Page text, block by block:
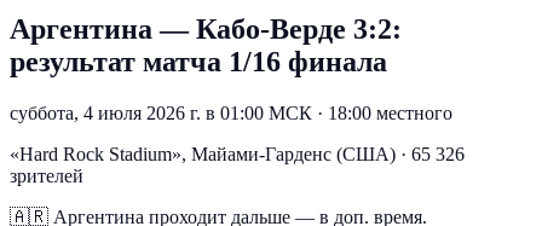
Аргентина — Кабо-Верде 3:2:
результат матча 1/16 финала
суббота, 4 июля 2026 г. в 01:00 МСК · 18:00 местного
«Hard Rock Stadium», Майами-Гарденс (США) · 65 326
зрителей
🇦🇷 Аргентина проходит дальше — в доп. время.